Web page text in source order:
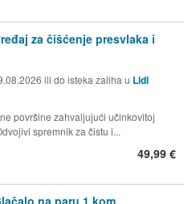
za čišćenje presvlaka i
ili do isteka zaliha u Lidl
površine zahvaljujući učinkovitoj
spremnik za čistu i...
49,99 €
na paru 1 kom